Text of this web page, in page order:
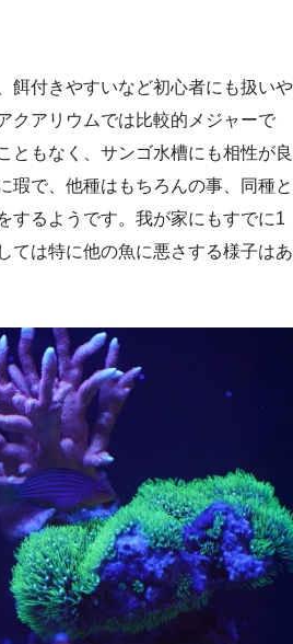
餌付きやすいなど初心者にも扱いや
クアリウムでは比較的メジャーで
ともなく、サンゴ水槽にも相性が良
瑕で、他種はもちろんの事、同種と
するようです。我が家にもすでに1
ては特に他の魚に悪さする様子はあ